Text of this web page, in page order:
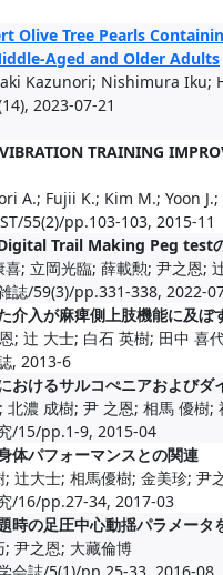
Olive Tree Pearls
Aged and Older Adults
Kazunori; Nishimura Iku;
2023-07-21
TRAINING
A.; Fujii K.; Kim M.; Yoon J.;
55(2)/pp.103-103, 2015-11
Trail Making Peg test
; 立岡光臨; 薛載勲; 尹之恩;
誌/59(3)/pp.331-338, 2022-
介入が麻痺側上肢機能に及ぼ
; 辻 大士; 白石 英樹; 田中 喜
, 2013-6
おけるサルコぺニアおよび
北濃 成樹; 尹 之恩; 相馬 優樹;
/15/pp.1-9, 2015-04
体パフォーマンスとの関連
辻大士; 相馬優樹; 金美珍; 尹
/16/pp.27-34, 2017-03
時の足圧中心動揺パラメー
尹之恩; 大藏倫博